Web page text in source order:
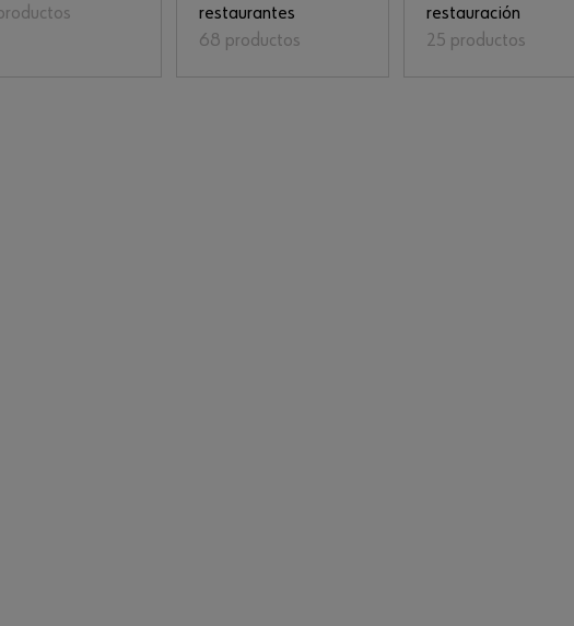
restaurantes
68 productos
restauración
25 productos